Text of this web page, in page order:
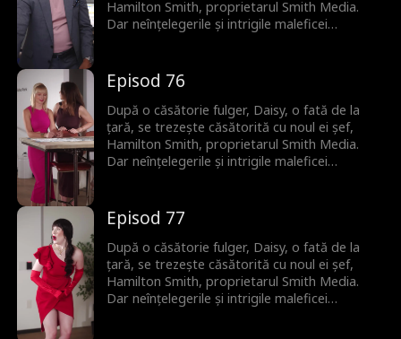
Hamilton Smith, proprietarul Smith Media.
Dar neînțelegerile și intrigile maleficei
dragostea adevărată.
Episod 76
După o căsătorie fulger, Daisy, o fată de la
țară, se trezește căsătorită cu noul ei șef,
Hamilton Smith, proprietarul Smith Media.
Dar neînțelegerile și intrigile maleficei
dragostea adevărată.
Episod 77
După o căsătorie fulger, Daisy, o fată de la
țară, se trezește căsătorită cu noul ei șef,
Hamilton Smith, proprietarul Smith Media.
Dar neînțelegerile și intrigile maleficei